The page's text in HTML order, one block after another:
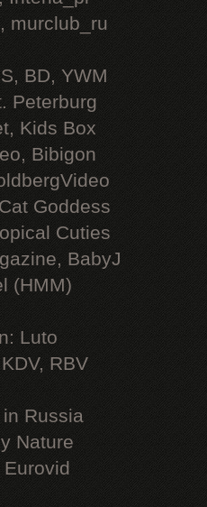
murclub_ru
BD, YWM
Peterburg
Kids Box
Bibigon
Goddess
Cuties
BabyJ
(HMM)
Luto
RBV
Russia
Nature